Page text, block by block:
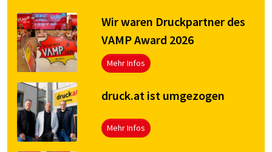
Wir waren Druckpartner des
VAMP Award 2026
Mehr Infos
druck.at ist umgezogen
Mehr Infos